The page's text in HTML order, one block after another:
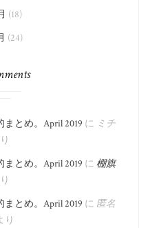
(18)
(24)
まとめ。​April 2019 に ミチ
まとめ。​April 2019 に 棚旗
まとめ。​April 2019 に 匿名
り